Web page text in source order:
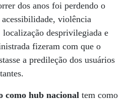
dos anos foi perdendo o
violência
localização desprivilegiada e
fizeram com que o
a predileção dos usuários
como hub nacional tem como